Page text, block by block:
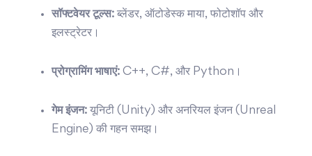
सॉफ्टवेयर टूल्स: ब्लेंडर, ऑटोडेस्क माया, फोटोशॉप और
इलस्ट्रेटर।
प्रोग्रामिंग भाषाएं: C++, C#, और Python।
गेम इंजन: यूनिटी (Unity) और अनरियल इंजन (Unreal
Engine) की गहन समझ।